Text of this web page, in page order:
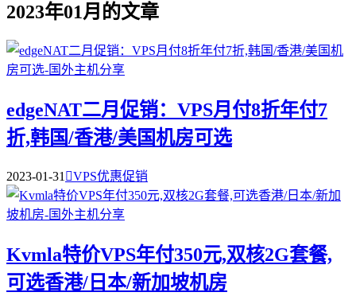
2023年01月的文章
edgeNAT二月促销：VPS月付8折年付7
折,韩国/香港/美国机房可选
2023-01-31 VPS优惠促销
Kvmla特价VPS年付350元,双核2G套餐,
可选香港/日本/新加坡机房